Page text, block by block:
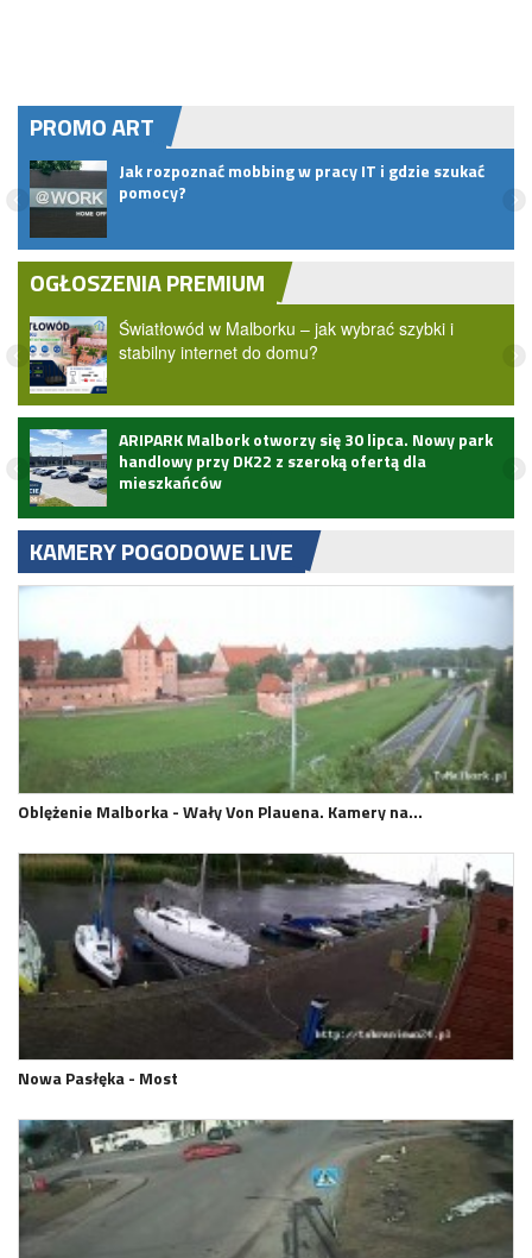
PROMO ART
Jak rozpoznać mobbing w pracy IT i gdzie szukać
pomocy?
OGŁOSZENIA PREMIUM
Światłowód w Malborku – jak wybrać szybki i
stabilny internet do domu?
ARIPARK Malbork otworzy się 30 lipca. Nowy park
handlowy przy DK22 z szeroką ofertą dla
mieszkańców
KAMERY POGODOWE LIVE
Oblężenie Malborka - Wały Von Plauena. Kamery na…
Nowa Pasłęka - Most